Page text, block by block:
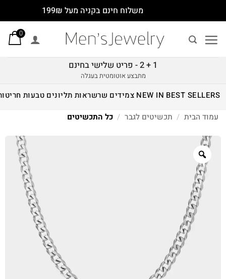
משלוח חינם בקניה מעל 199₪
0
1 + 2 - פריט שלישי בחינם
מתבצע אוטומטית בעגלה
BEST SELLERS
NEW IN צמידים שרשראותתליונים טבעותחריטות
עמוד הבית
/ תכשיטים לגבר / כל התכשיטים
Zoom